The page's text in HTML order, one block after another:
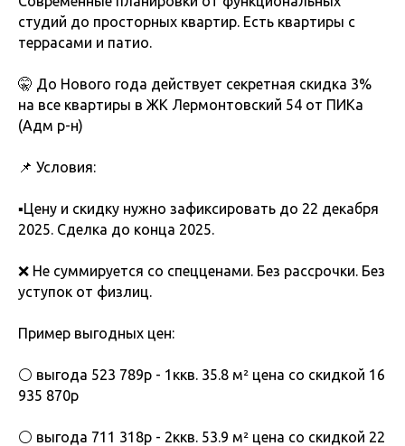
студий до просторных квартир. Есть квартиры с
террасами и патио.
🤫 До Нового года действует секретная скидка 3%
на все квартиры в ЖК Лермонтовский 54 от ПИКа
(Адм р-н)
📌 Условия:
▪️Цену и скидку нужно зафиксировать до 22 декабря
2025. Сделка до конца 2025.
❌ Не суммируется со спецценами. Без рассрочки. Без
уступок от физлиц.
Пример выгодных цен:
⚪️ выгода 523 789р - 1ккв. 35.8 м² цена со скидкой 16
935 870р
⚪️ выгода 711 318р - 2ккв. 53.9 м² цена со скидкой 22